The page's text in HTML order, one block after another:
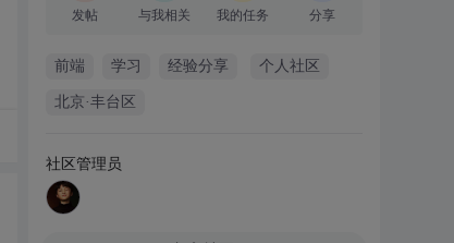
发帖 与我相关 我的任务 分享
前端 学习 经验分享 个人社区
北京·丰台区
社区管理员